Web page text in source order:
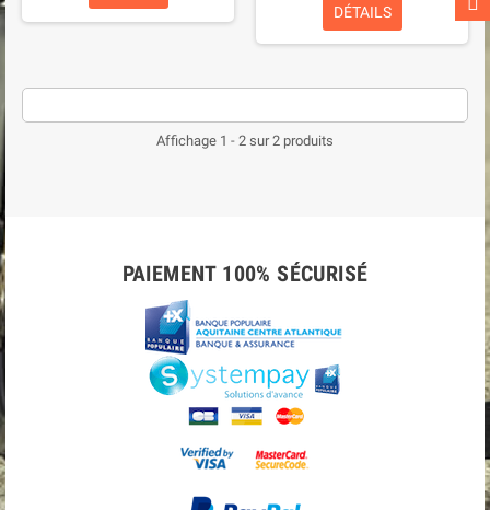
DÉTAILS
Affichage 1 - 2 sur 2 produits
PAIEMENT 100% SÉCURISÉ